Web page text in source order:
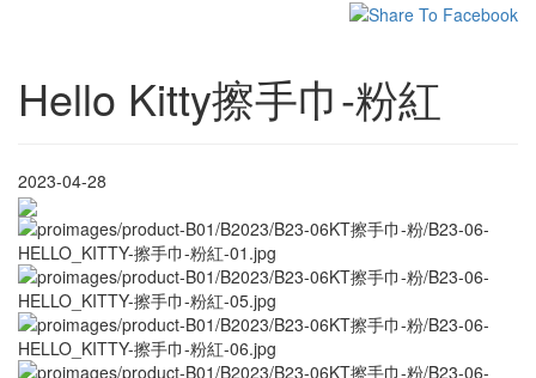
Hello Kitty擦手巾-粉紅
2023-04-28